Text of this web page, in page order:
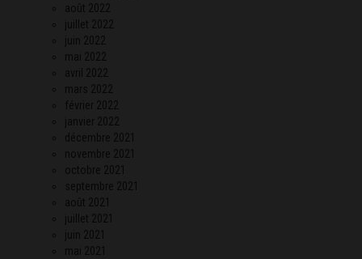
août 2022
juillet 2022
juin 2022
mai 2022
avril 2022
mars 2022
février 2022
janvier 2022
décembre 2021
novembre 2021
octobre 2021
septembre 2021
août 2021
juillet 2021
juin 2021
mai 2021